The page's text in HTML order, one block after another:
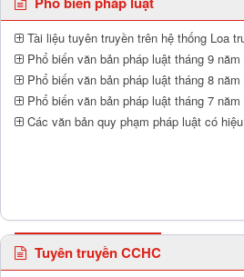
Tài liệu tuyên truyền trên hệ thống Loa
Phổ biến văn bản pháp luật tháng 9 năm
Phổ biến văn bản pháp luật tháng 8 năm
Phổ biến văn bản pháp luật tháng 7 năm
Các văn bản quy phạm pháp luật có
Tuyên truyền CCHC